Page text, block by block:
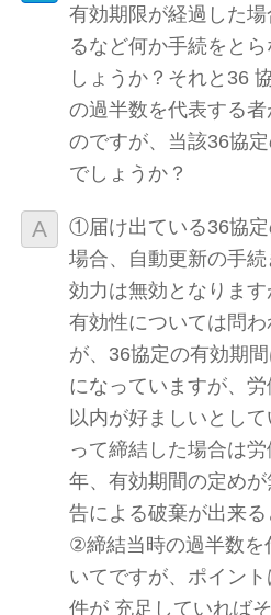
有効期限が経過した
るなど何か手続をと
しょうか？それと36
の過半数を代表する
のですが、当該36協
でしょうか？
①届け出ている36協
場合、自動更新の手
効力は無効となりま
有効性については問
が、36協定の有効期
になっていますが、
以内が好ましいとし
って締結した場合は
年、有効期間の定め
告による破棄が出来る
②締結当時の過半数を
いてですが、ポイン
件が 充足していれば